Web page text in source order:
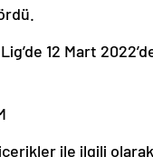
12 Mart
ile ilgili